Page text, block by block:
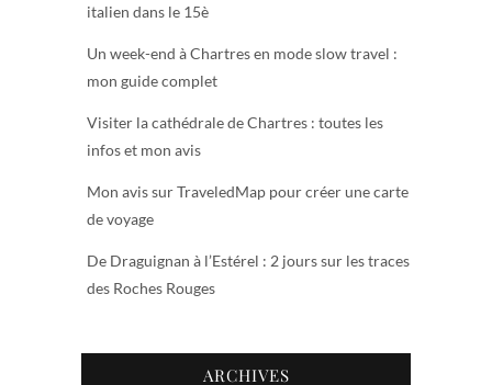
italien dans le 15è
Un week-end à Chartres en mode slow travel :
mon guide complet
Visiter la cathédrale de Chartres : toutes les
infos et mon avis
Mon avis sur TraveledMap pour créer une carte
de voyage
De Draguignan à l’Estérel : 2 jours sur les traces
des Roches Rouges
ARCHIVES